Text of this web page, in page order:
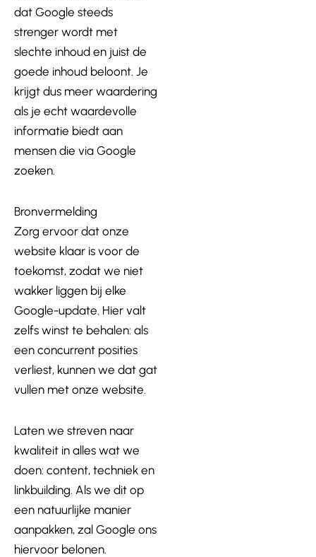
dat Google steeds
strenger wordt met
slechte inhoud en juist de
goede inhoud beloont. Je
krijgt dus meer waardering
als je echt waardevolle
informatie biedt aan
mensen die via Google
zoeken.
Bronvermelding
Zorg ervoor dat onze
website klaar is voor de
toekomst, zodat we niet
wakker liggen bij elke
Google-update. Hier valt
zelfs winst te behalen: als
een concurrent posities
verliest, kunnen we dat gat
vullen met onze website.
Laten we streven naar
kwaliteit in alles wat we
doen: content, techniek en
linkbuilding. Als we dit op
een natuurlijke manier
aanpakken, zal Google ons
hiervoor belonen.